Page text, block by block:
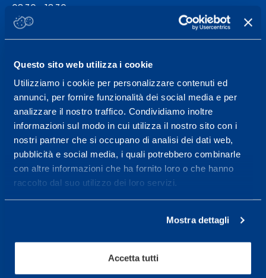
Questo sito web utilizza i cookie
Utilizziamo i cookie per personalizzare contenuti ed
annunci, per fornire funzionalità dei social media e per
analizzare il nostro traffico. Condividiamo inoltre
informazioni sul modo in cui utilizza il nostro sito con i
nostri partner che si occupano di analisi dei dati web,
pubblicità e social media, i quali potrebbero combinarle
con altre informazioni che ha fornito loro o che hanno
raccolto dal suo utilizzo dei loro servizi.
Mostra dettagli
Accetta tutti
08.30 - 18.30
Centro servizi per l'alta
prestazione ed il
wellness.
Maggiori informazioni
Servizi
Servizi Medici
Test di valutazione